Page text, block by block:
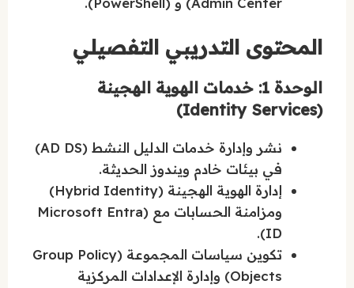
المحتوى التدريبي التفصيلي
الوحدة 1: خدمات الهوية الهجينة
(Identity Services)
نشر وإدارة خدمات الدليل النشط (AD DS)
في بيئات خادم ويندوز الحديثة.
إدارة الهوية الهجينة (Hybrid Identity)
ومزامنة الحسابات مع (Microsoft Entra
ID).
تكوين سياسات المجموعة (Group Policy
Objects) وإدارة الإعدادات المركزية